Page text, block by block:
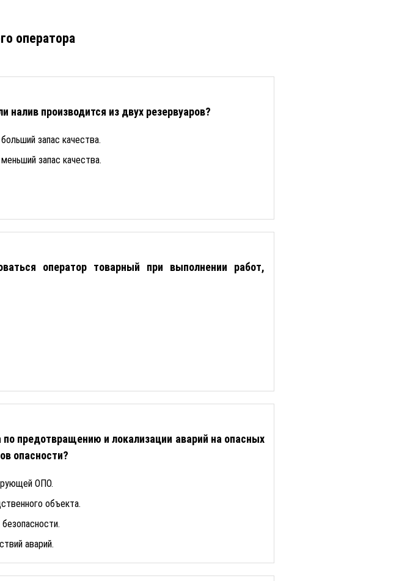
оператора
производится из двух резервуаров?
запас качества.
запас качества.
оператор товарный при выполнении работ,
предотвращению и локализации аварий на опасных
опасности?
ОПО.
объекта.
аварий.